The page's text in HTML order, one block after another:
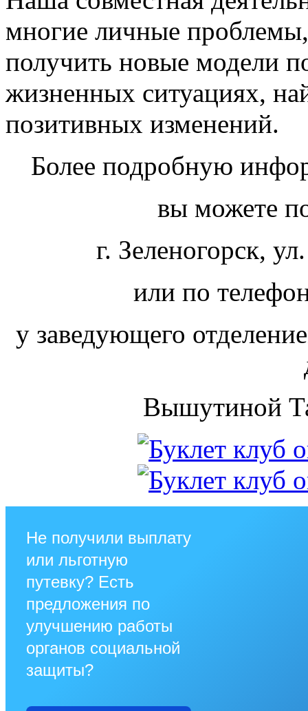
многие личные проблемы,
получить новые модели
жизненных ситуациях,
позитивных изменений.
Более подробную
вы можете
г. Зеленогорск,
или по
у заведующего
Вышутиной
Не получили выплату
или льготную
путевку? Есть
предложения по
улучшению работы
органов социальной
защиты?